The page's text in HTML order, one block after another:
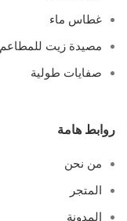
غطاس ماء
مصيدة زيت للمطاعم
صفايات طولية
روابط هامة
من نحن
المتجر
المدونة